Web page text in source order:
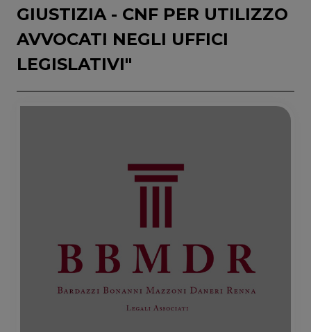
GIUSTIZIA - CNF PER UTILIZZO
AVVOCATI NEGLI UFFICI
LEGISLATIVI"